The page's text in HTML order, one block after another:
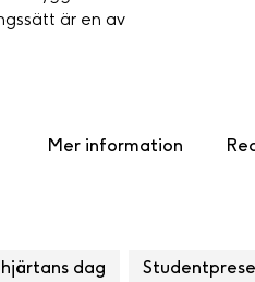
är en av
Mer information
dag